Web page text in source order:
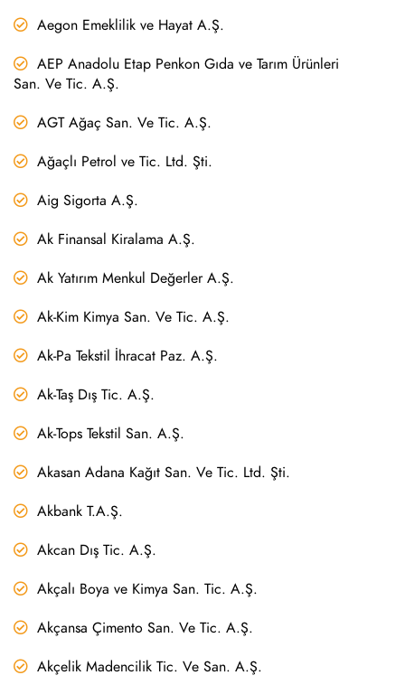
Aegon Emeklilik ve Hayat A.Ş.
AEP Anadolu Etap Penkon Gıda ve Tarım Ürünleri
San. Ve Tic. A.Ş.
AGT Ağaç San. Ve Tic. A.Ş.
Ağaçlı Petrol ve Tic. Ltd. Şti.
Aig Sigorta A.Ş.
Ak Finansal Kiralama A.Ş.
Ak Yatırım Menkul Değerler A.Ş.
Ak-Kim Kimya San. Ve Tic. A.Ş.
Ak-Pa Tekstil İhracat Paz. A.Ş.
Ak-Taş Dış Tic. A.Ş.
Ak-Tops Tekstil San. A.Ş.
Akasan Adana Kağıt San. Ve Tic. Ltd. Şti.
Akbank T.A.Ş.
Akcan Dış Tic. A.Ş.
Akçalı Boya ve Kimya San. Tic. A.Ş.
Akçansa Çimento San. Ve Tic. A.Ş.
Akçelik Madencilik Tic. Ve San. A.Ş.